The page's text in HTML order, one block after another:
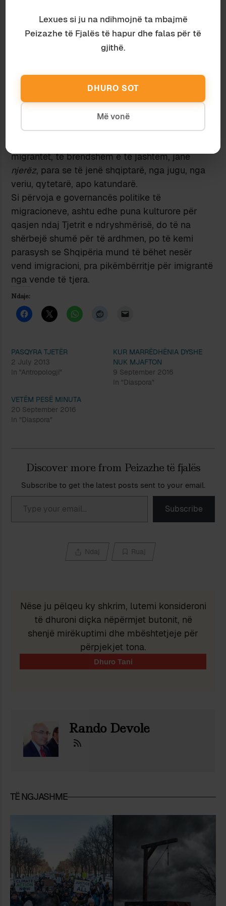
në lëmin e migracioneve, ku më shumë se kudo
e tregojnë hapur brishtësinë dhe dështimin e
tyre, por ku bëjnë edhe më shumë dëme sepse
luan me to, tregon në rastin më të mirë
injorancën e vet. Migracioni kërkon së pari
realizëm. Ligjërimi për migracionet e politikat
migratore duhet çliruar nga retorikat e ndryshme
dhe duhet pastruar nga papastërtitë
migrantët, të brendshëm e të jashtëm, janë
njerëz, para se të jenë shqiptarë, nga jugu, nga
veriu, qytetarë, apo katundarë.
Si përvoja e governancës politike të
migracioneve, ashtu edhe puna kulturore për
qasjen ndaj Tjetrit e ndryshmërisë, do të na
shërbejë shumë për të ardhmen, po të kemi
parasysh se Shqipëria mund të bëhet nesër
vend imigracioni, pra pikëmbërritje për imigrantë
nga vende të tjera.
Ndaje:
PASQYRA TJETËR
2 July 2013
In "Antropologji"
KUR MARRËDHËNIA DYSHE
NUK MJAFTON
9 September 2016
In "Diaspora"
VETËM PESË MINUTA
20 September 2016
In "Diaspora"
Discover more from Peizazhe të fjalës
Subscribe to get the latest posts sent to your email.
Type your email…
Subscribe
Ndaj Ruaj
Nëse ju pëlqeu ky shkrim, lutemi konsideroni
të dhuroni diçka nëpërmjet butonit, në
shenjë mirëkuptimi dhe mbështetjeje për
përpjekjet tona.
Rando Devole
TË NGJASHME
Lexues si ju na ndihmojnë ta mbajmë
Peizazhe të Fjalës të hapur dhe falas për të
gjithë.
DHURO SOT
Më vonë